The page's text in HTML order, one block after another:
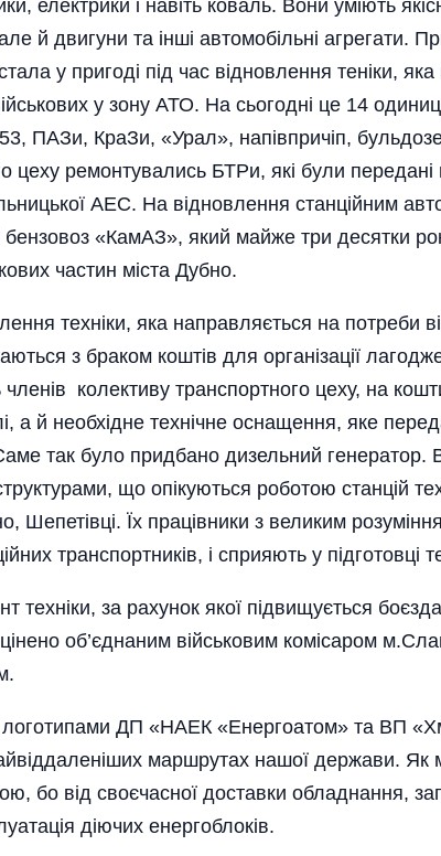
електрики і навіть коваль. Вони уміють
й двигуни та інші автомобільні агрегати.
стала у пригоді під час відновлення теніки,
у зону АТО. На сьогодні це 14
ПАЗи, КраЗи, «Урал», напівпричіп,
цеху ремонтувались БТРи, які були
АЕС. На відновлення станційним
«КамАЗ», який майже три десятки
частин міста Дубно.
техніки, яка направляється на потреби
з браком коштів для органі­зації
членів колективу транспортного цеху, на
а й необхідне технічне оснащення, яке
так було придбано дизельний генератор.
що опікуються роботою станцій
Шепетівці. Їх працівники з великим
транспортників, і сприяють у підготовці
техніки, за рахунок якої підвищується
об’єднаним військовим комі­саром
логотипами ДП «НАЕК «Енергоатом» та ВП
маршрутах нашої держави. Як
бо від своєчасної доставки обладнання,
діючих енергоблоків.